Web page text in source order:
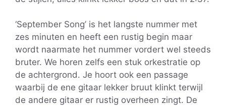
‘September Song’ is het langste nummer met
zes minuten en heeft een rustig begin maar
wordt naarmate het nummer vordert wel steeds
bruter. We horen zelfs een stuk orkestratie op
de achtergrond. Je hoort ook een passage
waarbij de ene gitaar lekker bruut klinkt terwijl
de andere gitaar er rustig overheen zingt. De